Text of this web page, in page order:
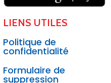
LIENS UTILES
Politique de
confidentialité
Formulaire de
suppression